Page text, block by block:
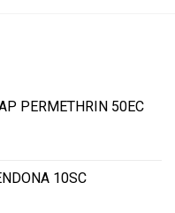
PERMETHRIN 50EC
10SC